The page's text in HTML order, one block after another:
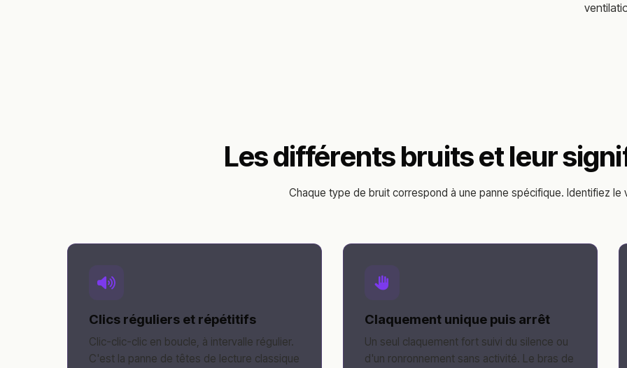
Les différents bruits et leur
Chaque type de bruit correspond à une panne spécifique. Identifiez le
Clics réguliers et répétitifs
Clic-clic-clic en boucle, à intervalle régulier.
C'est la panne de têtes de lecture classique
Claquement unique puis arrêt
Un seul claquement fort suivi du silence ou
d'un ronronnement sans activité. Le bras de